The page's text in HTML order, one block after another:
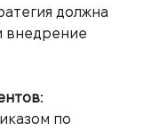
должна
внедрение
по